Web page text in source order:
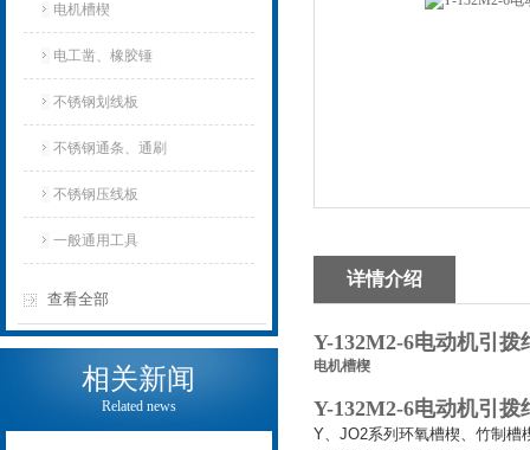
电机槽楔
电工凿、橡胶锤
不锈钢划线板
不锈钢通条、通刷
不锈钢压线板
一般通用工具
查看全部
相关新闻
Related news
详情介绍
Y-132M2-6电动机引拨
电机槽楔
Y-132M2-6电动机引拨
Y、JO2系列环氧槽楔、竹制槽